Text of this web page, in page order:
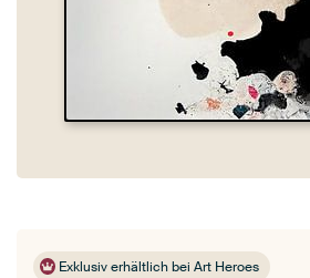
Exklusiv erhältlich bei Art Heroes